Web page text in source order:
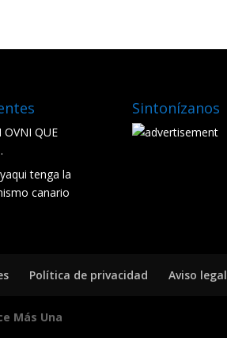
OVNI QUE
tenga la
canario
Sintonízanos
Política de privacidad Aviso legal
Más Una